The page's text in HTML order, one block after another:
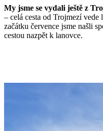
My jsme se vydali ještě z
– celá cesta od Trojmezí vede
začátku července jsme našli
cestou nazpět k lanovce.